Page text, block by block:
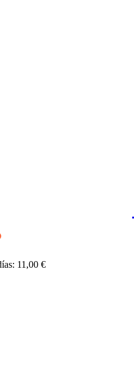
11,00 €